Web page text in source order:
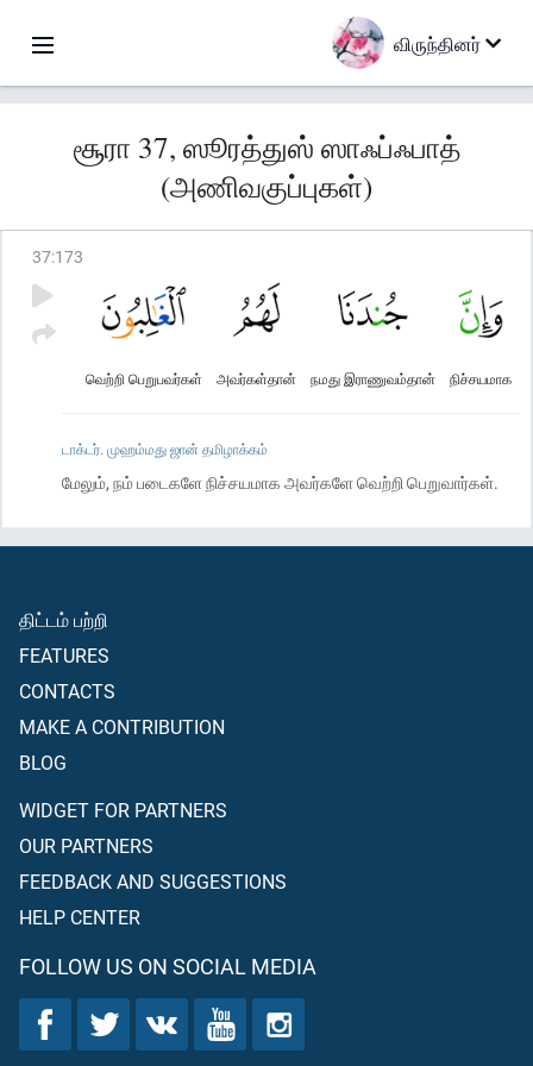
விருந்தினர்
சூரா 37, ஸூரத்துஸ் ஸாஃப்ஃபாத்
(அணிவகுப்புகள்)
37:173
நிச்சயமாக
நமது இராணுவம்தான்
அவர்கள்தான்
வெற்றி பெறுபவர்கள்
டாக்டர். முஹம்மது ஜான் தமிழாக்கம்
மேலும், நம் படைகளே நிச்சயமாக அவர்களே வெற்றி பெறுவார்கள்.
திட்டம் பற்றி
FEATURES
CONTACTS
MAKE A CONTRIBUTION
BLOG
WIDGET FOR PARTNERS
OUR PARTNERS
FEEDBACK AND SUGGESTIONS
HELP CENTER
FOLLOW US ON SOCIAL MEDIA